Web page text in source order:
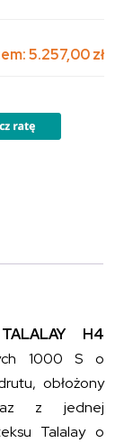
5.257,00 zł
H4
1000 S o
obłożony
z jednej
Talalay o